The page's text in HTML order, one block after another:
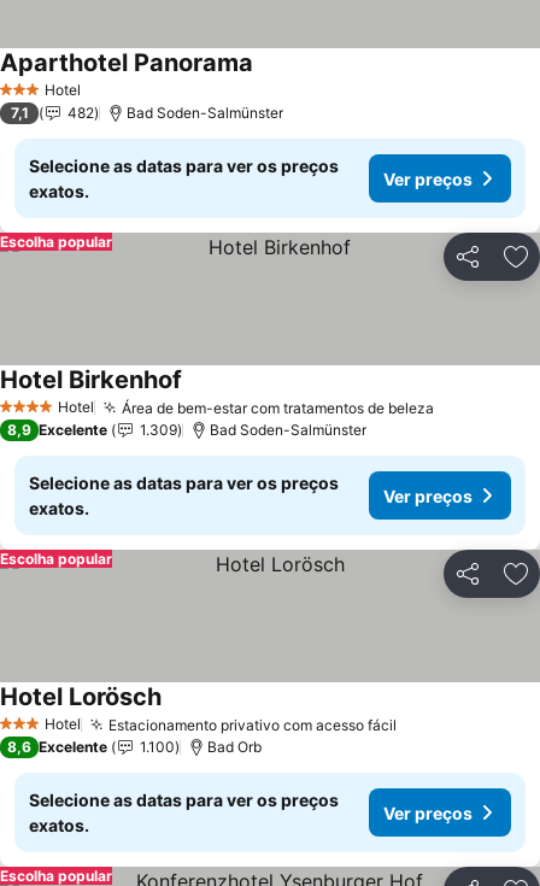
3 EstrelasHotel
Aparthotel Panorama
7,1 482 Bad Soden-Salmünster
Selecione as datas para ver os preços
exatos.
Ver preços
Partilhar
Escolha popular
4 EstrelasHotel Área de bem-estar com tratamentos de beleza
Hotel Birkenhof
8,9 Excelente 1.309 Bad Soden-Salmünster
Selecione as datas para ver os preços
exatos.
Ver preços
Partilhar
Escolha popular
3 EstrelasHotel Estacionamento privativo com acesso fácil
Hotel Lorösch
8,6 Excelente 1.100 Bad Orb
Selecione as datas para ver os preços
exatos.
Ver preços
Escolha popular